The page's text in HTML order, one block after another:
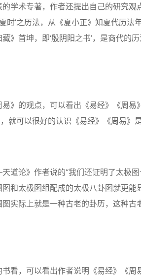
学术专著，作者还提出自己的研究观
时’之历法，从《夏小正》知夏代历
》首坤，即‘殷阴阳之书’，是商代的
》的观点，可以看出《易经》《周易
就可以很好的认识《易经》《周易》
道论》作者说的“我们还证明了太极
和太极图组配成的太极八卦图就更能
实际上就是一种古老的卦历，这种古
看，可以看出作者说明《易经》《